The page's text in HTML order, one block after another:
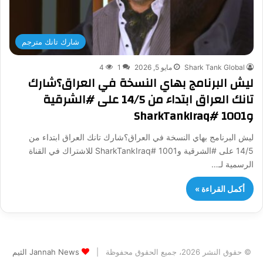
شارك تانك مترجم
Shark Tank Global مايو 5, 2026 1
4
ليش البرنامج بهاي النسخة في العراق؟شارك
تانك العراق ابتداء من 14/5 على #الشرقية
و1001 #SharkTankIraq
ليش البرنامج بهاي النسخة في العراق؟شارك تانك العراق ابتداء من
14/5 على #الشرقية و1001 #SharkTankIraq للاشتراك في القناة
الرسمية لـ…
أكمل القراءة »
© حقوق النشر 2026، جميع الحقوق محفوظة | Jannah News الثيم